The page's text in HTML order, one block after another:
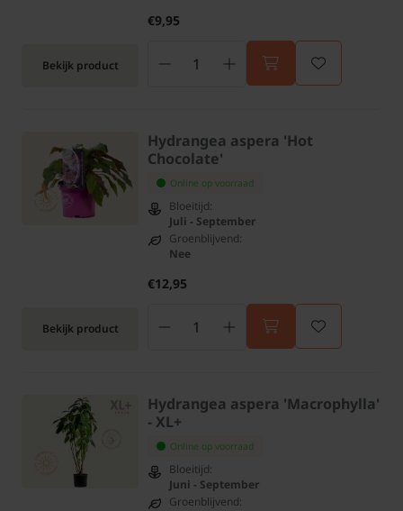
Bekijk product
€9,95
Bekijk product
Hydrangea aspera 'Hot
Chocolate'
Online op voorraad
Bloeitijd:
Juli - September
Groenblijvend:
Nee
€12,95
Hydrangea aspera 'Macrophylla'
- XL+
Online op voorraad
Bloeitijd:
Juni - September
Groenblijvend: